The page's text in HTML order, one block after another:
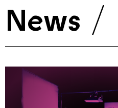
News /